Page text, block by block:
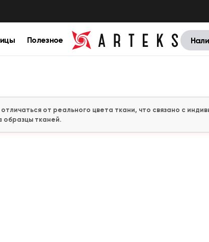
Полезное
от реального цвета ткани, что связано с
образцы тканей.